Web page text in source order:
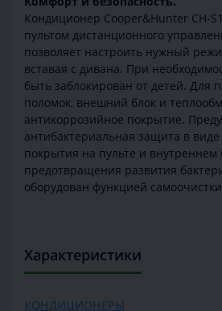
Кондиционер Cooper&Hunter CH-
пультом дистанционного
позволяет настроить нужный
вставая с дивана. При
быть заблокирован от детей. Для
поломок, внешний блок и
антикоррозийное покрытие.
антибактериальная защита в
покрытия на пульте и внутреннем
предотвращения развития
оборудован функцией
Характеристики
КОНДИЦИОНЕРЫ